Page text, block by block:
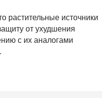
растительные источники
от ухудшения
с их аналогами